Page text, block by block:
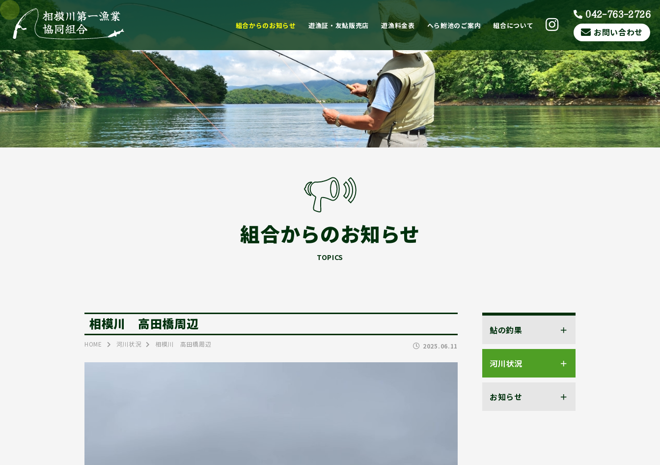
組合からのお知らせ 遊漁証・友鮎販売店 遊漁料金表 へら鮒池のご案内 組合について
042-763-2726
お問い合わせ
組合からのお知らせ
TOPICS
相模川 高田橋周辺
HOME 河川状況 相模川 高田橋周辺 2025.06.11
鮎の釣果
河川状況
お知らせ